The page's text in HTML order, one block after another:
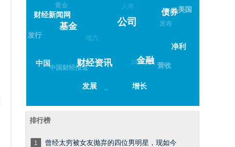
中国
发展
财经资讯
基金
财经新闻网
发行
中国财经报道
– 增长
金融
公司
黄金
地方
2018
营收
净利
债券
人寿
发布
美国
排行榜
1 曾经太穷被女友抛弃的四位男明星，现如今